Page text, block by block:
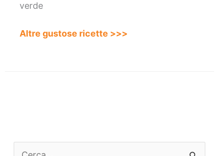
verde
Altre gustose ricette >>>